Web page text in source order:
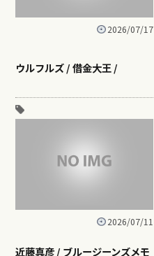
2026/07/17
ウルフルズ / 借金大王 /
2026/07/11
近藤真彦 / ブルージーンズメモ